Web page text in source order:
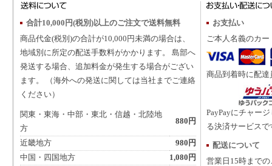
合計10,000円(税別)以上のご注文で送料無料
商品代金(税別)の合計が10,000円未満の場合は、
地域別に所定の配送手数料がかかります。 島部へ
発送する場合、追加料金が発生する場合がござい
ます。 （海外への発送に関しては当社までご連絡
ください）
関東・東海・中部・東北・信越・北陸地
方
880円
近畿地方
980円
中国・四国地方
1,080円
お支払い
ご本人名義のカ
商品到着時に配
PayPayにチャー
る決済サービスで
配送について
営業日15時まで